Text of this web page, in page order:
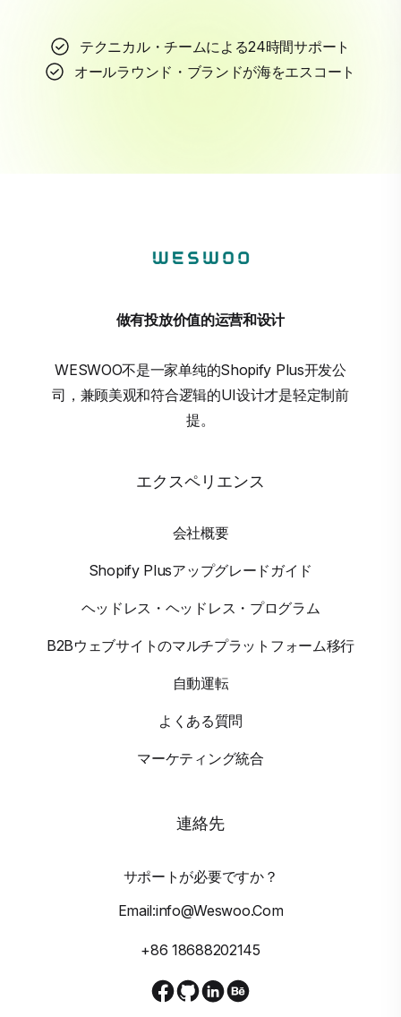
テクニカル・チームによる24時間サポート
オールラウンド・ブランドが海をエスコート
做有投放价值的运营和设计
WESWOO不是一家单纯的Shopify Plus开发公
司，兼顾美观和符合逻辑的UI设计才是轻定制前
提。
エクスペリエンス
会社概要
Shopify Plusアップグレードガイド
ヘッドレス・ヘッドレス・プログラム
B2Bウェブサイトのマルチプラットフォーム移行
自動運転
よくある質問
マーケティング統合
連絡先
サポートが必要ですか？
Email:info@weswoo.com
+86 18688202145